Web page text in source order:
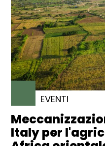
EVENTI
Italy per